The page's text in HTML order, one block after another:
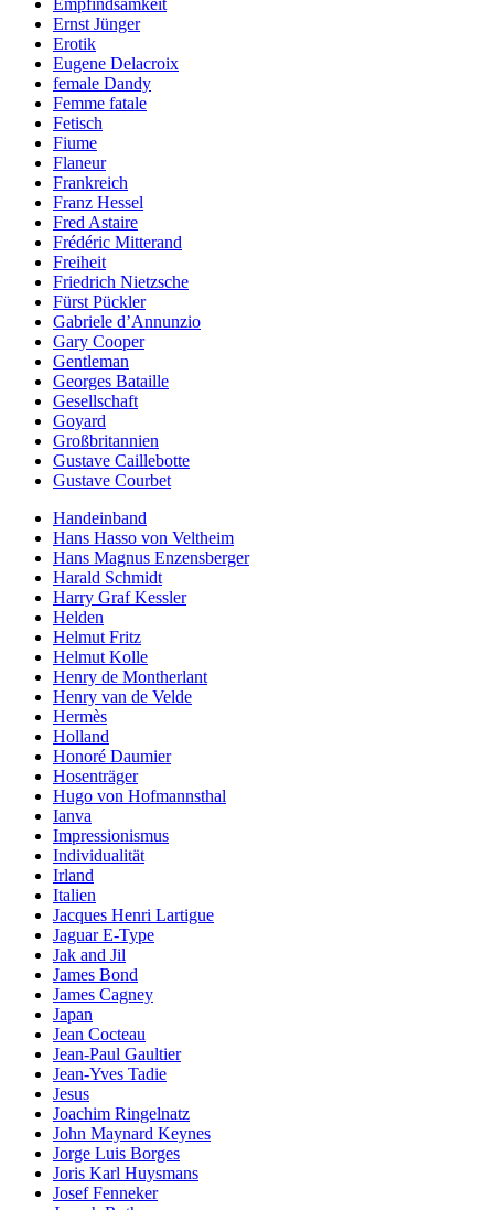
Ernst Jünger
Erotik
Eugene Delacroix
female Dandy
Femme fatale
Fetisch
Fiume
Flaneur
Frankreich
Franz Hessel
Fred Astaire
Frédéric Mitterand
Freiheit
Friedrich Nietzsche
Fürst Pückler
Gabriele d’Annunzio
Gary Cooper
Gentleman
Georges Bataille
Gesellschaft
Goyard
Großbritannien
Gustave Caillebotte
Gustave Courbet
Handeinband
Hans Hasso von Veltheim
Hans Magnus Enzensberger
Harald Schmidt
Harry Graf Kessler
Helden
Helmut Fritz
Helmut Kolle
Henry de Montherlant
Henry van de Velde
Hermès
Holland
Honoré Daumier
Hosenträger
Hugo von Hofmannsthal
Ianva
Impressionismus
Individualität
Irland
Italien
Jacques Henri Lartigue
Jaguar E-Type
Jak and Jil
James Bond
James Cagney
Japan
Jean Cocteau
Jean-Paul Gaultier
Jean-Yves Tadie
Jesus
Joachim Ringelnatz
John Maynard Keynes
Jorge Luis Borges
Joris Karl Huysmans
Josef Fenneker